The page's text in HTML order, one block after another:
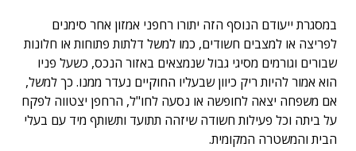
במסגרת ייעודם הנוסף הזה יתורו רחפני אמזון אחר סימנים
לפריצה או למצבים חשודים, כמו למשל דלתות פתוחות או חלונות
שבורים וגורמים מסיגי גבול שנמצאים באזור הנכס, כשעל פניו
הוא אמור להיות ריק כיוון שבעליו החוקיים נעדר ממנו. כך למשל,
אם משפחה יצאה לחופשה או נסעה לחו"ל, הרחפן יצטווה לפקח
על ביתה וכל פעילות חשודה שיזהה תתועד ותשותף מיד עם בעלי
הבית והמשטרה המקומית.